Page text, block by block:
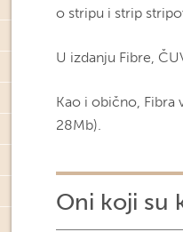
o stripu i strip
U izdanju Fibre,
Kao i obično, Fibra
28Mb).
Oni koji su